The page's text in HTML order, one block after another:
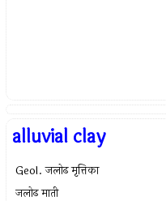
alluvial clay
Geol. जलोढ मृत्तिका
जलोढ माती